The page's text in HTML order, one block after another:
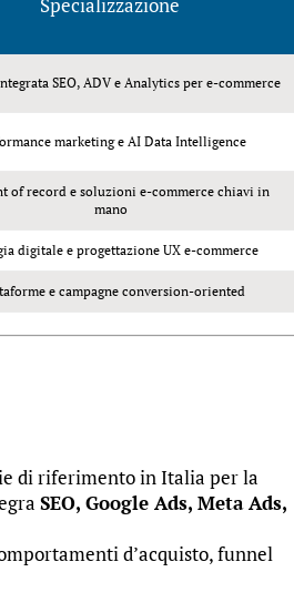
SEO, ADV e Analytics per e-commerce
marketing e AI Data Intelligence
of record e soluzioni e-commerce chiavi in
mano
digitale e progettazione UX e-commerce
e campagne conversion-oriented
di riferimento in Italia per la
SEO, Google Ads, Meta Ads,
d’acquisto, funnel